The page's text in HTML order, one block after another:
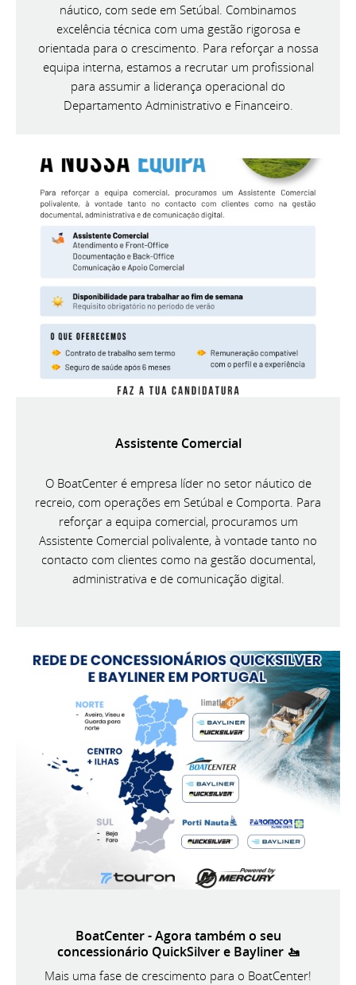
náutico, com sede em Setúbal. Combinamos
excelência técnica com uma gestão rigorosa e
orientada para o crescimento. Para reforçar a nossa
equipa interna, estamos a recrutar um profissional
para assumir a liderança operacional do
Departamento Administrativo e Financeiro.
Assistente Comercial
O BoatCenter é empresa líder no setor náutico de
recreio, com operações em Setúbal e Comporta. Para
reforçar a equipa comercial, procuramos um
Assistente Comercial polivalente, à vontade tanto no
contacto com clientes como na gestão documental,
administrativa e de comunicação digital.
BoatCenter - Agora também o seu
concessionário QuickSilver e Bayliner 🚤
Mais uma fase de crescimento para o BoatCenter!